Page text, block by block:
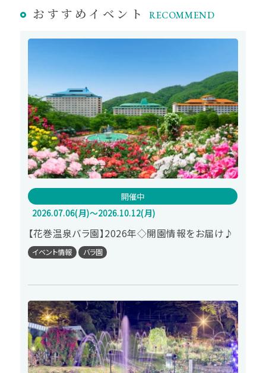
おすすめ イベント RECOMMEND
開催中
2026.07.06(月)～2026.10.12(月)
【花巻温泉バラ園】2026年◇開園情報をお届け♪
イベント情報 バラ園